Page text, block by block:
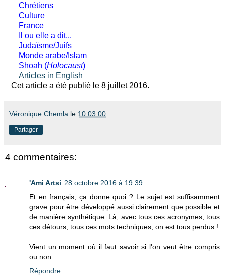
Chrétiens
Culture
France
Il ou elle a dit...
Judaïsme/Juifs
Monde arabe/Islam
Shoah (Holocaust)
Articles in English
Cet article a été publié le 8 juillet 2016.
Véronique Chemla le 10:03:00
Partager
4 commentaires:
'Ami Artsi 28 octobre 2016 à 19:39
Et en français, ça donne quoi ? Le sujet est suffisamment
grave pour être développé aussi clairement que possible et
de manière synthétique. Là, avec tous ces acronymes, tous
ces détours, tous ces mots techniques, on est tous perdus !
Vient un moment où il faut savoir si l'on veut être compris
ou non...
Répondre